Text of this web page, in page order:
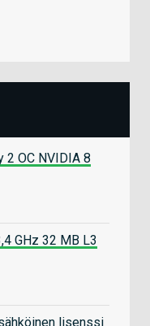
2 OC NVIDIA 8
GHz 32 MB L3
lisenssi